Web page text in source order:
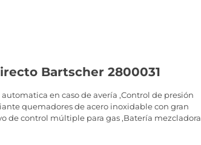
Bartscher 2800031
en caso de avería ,Control de presión
quemadores de acero inoxidable con gran
de control múltiple para gas ,Batería mezcladora